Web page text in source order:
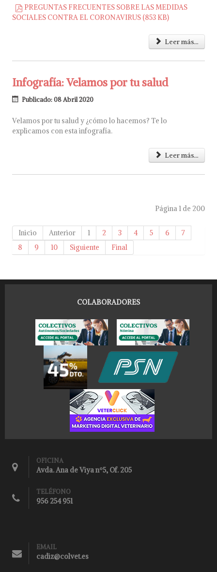
pdf
PREGUNTAS FRECUENTES SOBRE LAS MEDIDAS
SOCIALES CONTRA EL CORONAVIRUS (853 KB)
Leer más...
Infografía: Velamos por tu salud
Publicado: 08 Abril 2020
Velamos por tu salud y ¿cómo lo hacemos? Te lo
explicamos con esta infografía.
Leer más...
Página 1 de 200
Inicio Anterior 1 2 3 4 5 6
7
8
9 10 Siguiente Final
COLABORADORES
OFICINA
Avda. Ana de Viya nº5, Of. 205
TELÉFONO
956 254 951
EMAIL
cadiz@colvet.es